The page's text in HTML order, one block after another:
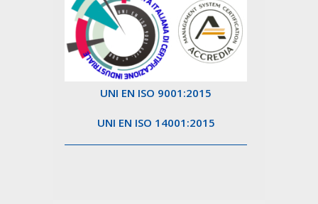
UNI EN ISO 9001:2015
UNI EN ISO 14001:2015